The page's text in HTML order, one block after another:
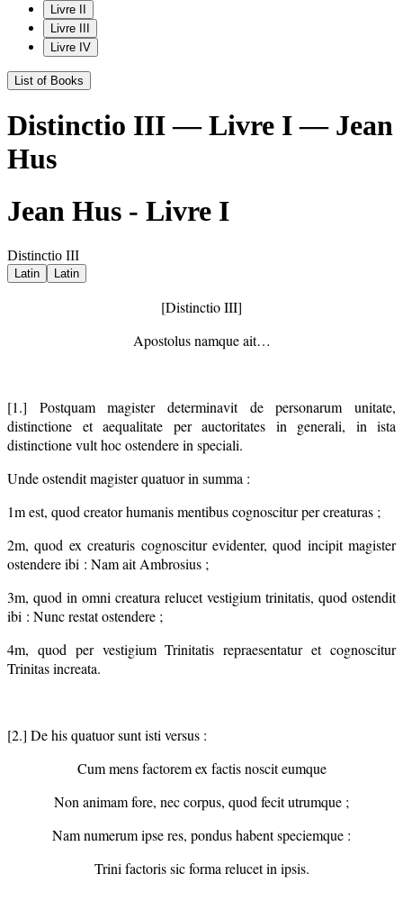
Livre II
Livre III
Livre IV
List of Books
Distinctio III — Livre I — Jean
Hus
Jean Hus - Livre I
Distinctio III
Latin Latin
[Distinctio III]
Apostolus namque ait…
[1.] Postquam magister determinavit de personarum unitate,
distinctione et aequalitate per auctoritates in generali, in ista
distinctione vult hoc ostendere in speciali.
Unde ostendit magister quatuor in summa :
1m est, quod creator humanis mentibus cognoscitur per creaturas ;
2m, quod ex creaturis cognoscitur evidenter, quod incipit magister
ostendere ibi : Nam ait Ambrosius ;
3m, quod in omni creatura relucet vestigium trinitatis, quod ostendit
ibi : Nunc restat ostendere ;
4m, quod per vestigium Trinitatis repraesentatur et cognoscitur
Trinitas increata.
[2.] De his quatuor sunt isti versus :
Cum mens factorem ex factis noscit eumque
Non animam fore, nec corpus, quod fecit utrumque ;
Nam numerum ipse res, pondus habent speciemque :
Trini factoris sic forma relucet in ipsis.